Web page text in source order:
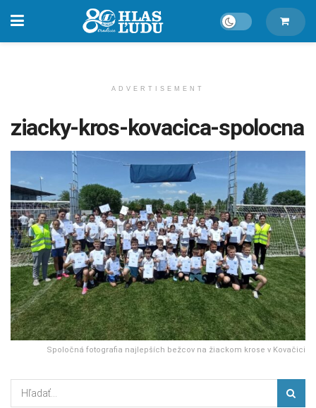
ADVERTISEMENT
ziacky-kros-kovacica-spolocna
Spoločná fotografia najlepších bežcov na žiackom krose v Kovačici